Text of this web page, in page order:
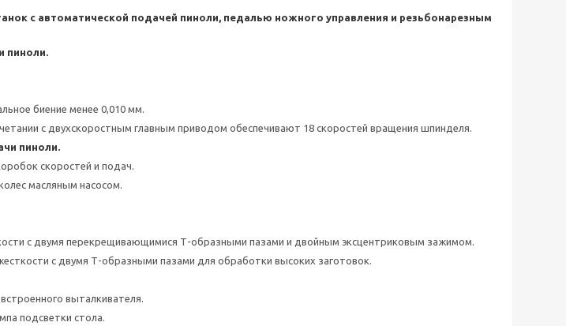
с автоматической подачей пиноли, педалью ножного управления и резьбонарезным
пиноли.
биение менее 0,010 мм.
с двухскоростным главным приводом обеспечивают 18 скоростей вращения шпинделя.
пиноли.
скоростей и подач.
масляным насосом.
с двумя перекрещивающимися Т-образными пазами и двойным эксцентриковым зажимом.
с двумя Т-образными пазами для обработки высоких заготовок.
выталкивателя.
подсветки стола.